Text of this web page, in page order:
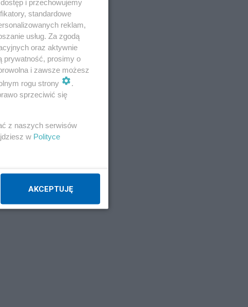
2
i przechowujemy
standardowe
reklam,
usług. Za zgodą
oraz aktywnie
prywatność, prosimy o
i zawsze możesz
rogu strony
.
sprzeciwić się
z naszych serwisów
w Polityce
AKCEPTUJĘ